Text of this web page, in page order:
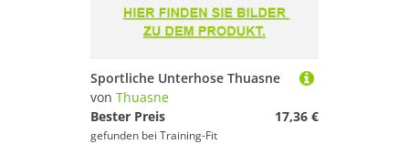
Sportliche Unterhose Thuasne
von Thuasne
Bester Preis
17,36 €
gefunden bei Training-Fit